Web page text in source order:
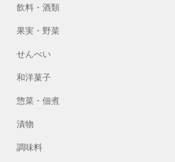
飲料・酒類
果実・野菜
せんべい
和洋菓子
惣菜・佃煮
漬物
調味料